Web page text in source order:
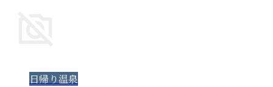
日帰り温泉